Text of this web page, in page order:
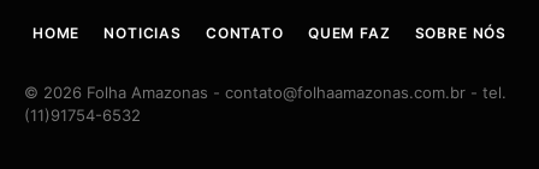
HOME NOTICIAS CONTATO QUEM FAZ SOBRE NÓS
© 2026 Folha Amazonas - contato@folhaamazonas.com.br - tel.
(11)91754-6532